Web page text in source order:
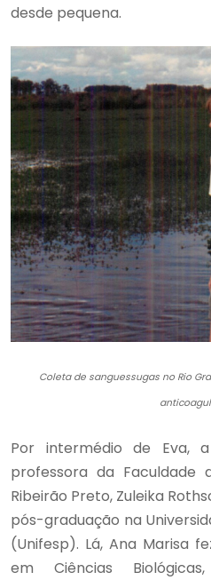
desde pequena.
Coleta de sanguessugas no Rio
Por intermédio de Eva,
professora da Faculdade
Ribeirão Preto, Zuleika
pós-graduação na
(Unifesp). Lá, Ana Marisa
em Ciências